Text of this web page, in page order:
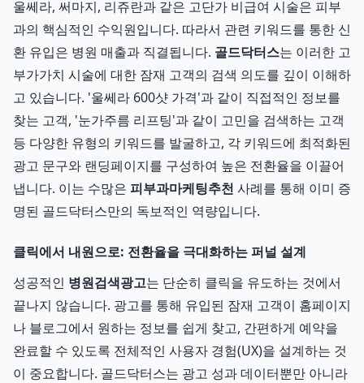
울쎄라, 써마지, 리쥬란과 같은 고단가 비급여 시술은 피부
과의 핵심적인 수익원입니다. 따라서 관련 키워드를 통한 신
환 유입은 병원 매출과 직결됩니다. 골드닥터스는 이러한 고
부가가치 시술에 대한 잠재 고객의 검색 의도를 깊이 이해하
고 있습니다. '울쎄라 600샷 가격'과 같이 직접적인 정보를
찾는 고객, '눈가주름 리프팅'과 같이 고민을 검색하는 고객
등 다양한 유형의 키워드를 발굴하고, 각 키워드에 최적화된
광고 문구와 랜딩페이지를 구성하여 높은 전환율을 이끌어
냅니다. 이는 수많은 피부과마케팅추천 사례를 통해 이미 증
명된 골드닥터스만의 독보적인 역량입니다.
클릭에서 내원으로: 전환율을 극대화하는 퍼널 설계
성공적인 병원검색광고는 단순히 클릭을 유도하는 것에서
끝나지 않습니다. 광고를 통해 유입된 잠재 고객이 홈페이지
나 블로그에서 원하는 정보를 쉽게 찾고, 간편하게 예약을
완료할 수 있도록 전체적인 사용자 경험(UX)을 설계하는 것
이 중요합니다. 골드닥터스는 광고 성과 데이터뿐만 아니라